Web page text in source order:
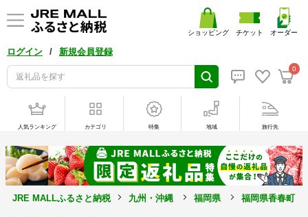
ログイン / 新規会員登録
0
ショッピング チケット オーダー
人気ランキング カテゴリ 特集 地域 旅行先
JRE MALLふるさと納税 九州・沖縄 福岡県 福岡県香春町